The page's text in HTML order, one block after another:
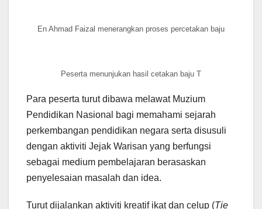
En Ahmad Faizal menerangkan proses percetakan baju
Peserta menunjukan hasil cetakan baju T
Para peserta turut dibawa melawat Muzium
Pendidikan Nasional bagi memahami sejarah
perkembangan pendidikan negara serta disusuli
dengan aktiviti Jejak Warisan yang berfungsi
sebagai medium pembelajaran berasaskan
penyelesaian masalah dan idea.
Turut dijalankan aktiviti kreatif ikat dan celup (Tie